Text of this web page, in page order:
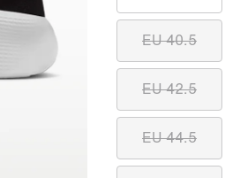
EU 40.5
EU 42.5
EU 44.5